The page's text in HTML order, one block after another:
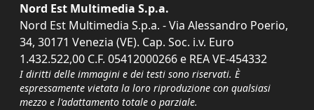
Nord Est Multimedia S.p.a.
Nord Est Multimedia S.p.a. - Via Alessandro Poerio,
34, 30171 Venezia (VE). Cap. Soc. i.v. Euro
1.432.522,00 C.F. 05412000266 e REA VE-454332
I diritti delle immagini e dei testi sono riservati. È
espressamente vietata la loro riproduzione con qualsiasi
mezzo e l'adattamento totale o parziale.